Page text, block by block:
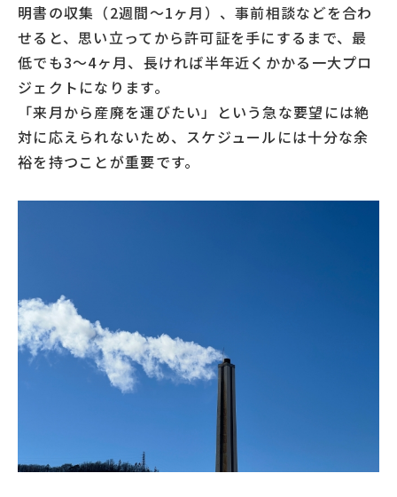
明書の収集（2週間〜1ヶ月）、事前相談などを合わ
せると、思い立ってから許可証を手にするまで、最
低でも3〜4ヶ月、長ければ半年近くかかる一大プロ
ジェクトになります。
「来月から産廃を運びたい」という急な要望には絶
対に応えられないため、スケジュールには十分な余
裕を持つことが重要です。